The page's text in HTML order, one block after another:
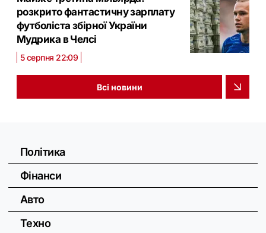
розкрито фантастичну зарплату
футболіста збірної України
Мудрика в Челсі
5 серпня 22:09
Всі новини
Політика
Фінанси
Авто
Техно